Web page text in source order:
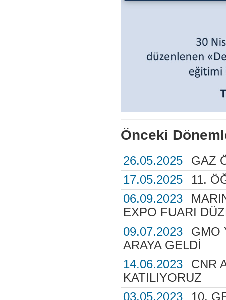
Önceki
26.05.2025
GAZ
17.05.2025
11.
06.09.2023
EXPO FUARI
09.07.2023
GMO
ARAYA GELDİ
14.06.2023
CNR
KATILIYORUZ
03.05.2023
10.